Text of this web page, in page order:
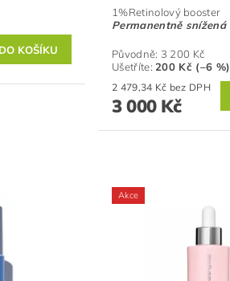
1%Retinolový booster
Permanentně snížená
Původně: 3 200 Kč
Ušetříte: 200 Kč (–6 %)
2 479,34 Kč bez DPH
3 000 Kč
Akce